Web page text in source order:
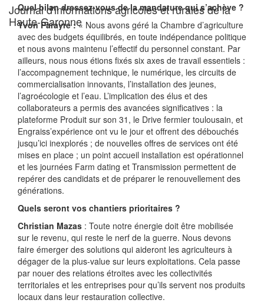
Journal d'informations agricoles et rurales de la
Haute-Garonne
Quel bilan dressez-vous de la mandature qui s’achève ?
Yvon Parayre :« Nous avons géré la Chambre d’agriculture
avec des budgets équilibrés, en toute indépendance politique
et nous avons maintenu l’effectif du personnel constant. Par
ailleurs, nous nous étions fixés six axes de travail essentiels :
l’accompagnement technique, le numérique, les circuits de
commercialisation innovants, l’installation des jeunes,
l’agroécologie et l’eau. L’implication des élus et des
collaborateurs a permis des avancées significatives : la
plateforme Produit sur son 31, le Drive fermier toulousain, et
Engraiss’expérience ont vu le jour et offrent des débouchés
jusqu’ici inexplorés ; de nouvelles offres de services ont été
mises en place ; un point accueil installation est opérationnel
et les journées Farm dating et Transmission permettent de
repérer des candidats et de préparer le renouvellement des
générations.
Quels seront vos chantiers prioritaires ?
Christian Mazas : Toute notre énergie doit être mobilisée
sur le revenu, qui reste le nerf de la guerre. Nous devons
faire émerger des solutions qui aideront les agriculteurs à
dégager de la plus-value sur leurs exploitations. Cela passe
par nouer des relations étroites avec les collectivités
territoriales et les entreprises pour qu’ils servent nos produits
locaux dans leur restauration collective.